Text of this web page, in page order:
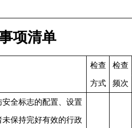
项清单
检查
方式
检查
频次
安全标志的配置、设置
保持完好有效的行政